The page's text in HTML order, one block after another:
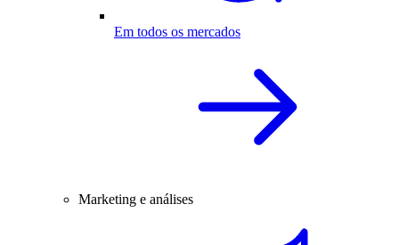
Em todos os mercados
Marketing e análises